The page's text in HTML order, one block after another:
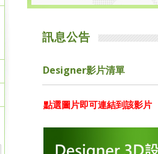
訊息公告
Designer影片清單
點選圖片即可連結到該影片